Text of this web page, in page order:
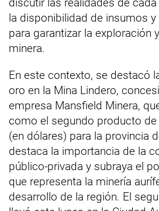
la disponibilidad de insumos
para garantizar la exploración
minera.
En este contexto, se destacó
oro en la Mina Lindero,
empresa Mansfield Minera,
como el segundo producto
(en dólares) para la provincia
destaca la importancia de la
público-privada y subraya el
que representa la minería
desarrollo de la región. El